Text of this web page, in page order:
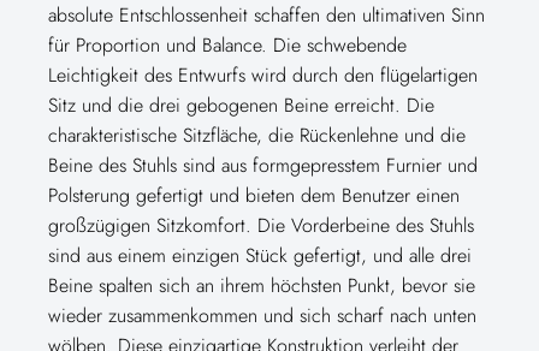
absolute Entschlossenheit schaffen den ultimativen Sinn
für Proportion und Balance. Die schwebende
Leichtigkeit des Entwurfs wird durch den flügelartigen
Sitz und die drei gebogenen Beine erreicht. Die
charakteristische Sitzfläche, die Rückenlehne und die
Beine des Stuhls sind aus formgepresstem Furnier und
Polsterung gefertigt und bieten dem Benutzer einen
großzügigen Sitzkomfort. Die Vorderbeine des Stuhls
sind aus einem einzigen Stück gefertigt, und alle drei
Beine spalten sich an ihrem höchsten Punkt, bevor sie
wieder zusammenkommen und sich scharf nach unten